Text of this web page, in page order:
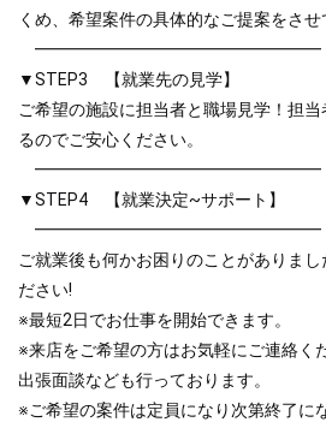
くめ、希望案件の具体的なご提案をさせ
━━━━━━━━━━━━━━━━━
▼STEP3 【就業先の見学】
ご希望の施設に担当者と職場見学！担
るのでご安心ください。
━━━━━━━━━━━━━━━━━
▼STEP4 【就業決定~サポート】
━━━━━━━━━━━━━━━━━
ご就業後も何かお困りのことがありまし
ださい!
※最短2日でお仕事を開始できます。
※来店をご希望の方はお気軽にご連絡く
出張面談なども行っております。
※ご希望の案件は定員になり次第終了に